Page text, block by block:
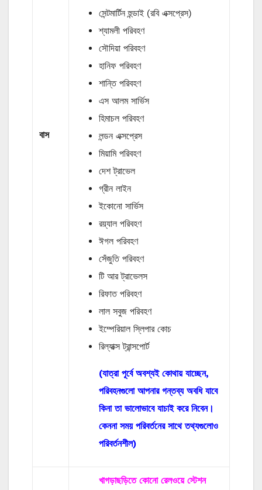
বাস
সেন্টমার্টিন হুন্ডাই (রবি এক্সপ্রেস)
শ্যামলী পরিবহণ
সৌদিয়া পরিবহণ
হানিফ পরিবহণ
শান্তি পরিবহণ
এস আলম সার্ভিস
হিমাচল পরিবহণ
লন্ডন এক্সপ্রেস
মিয়ামি পরিবহণ
দেশ ট্রাভেল
গ্রীন লাইন
ইকোনো সার্ভিস
রয়্যাল পরিবহণ
ঈগল পরিবহণ
সেঁজুতি পরিবহণ
টি আর ট্রাভেলস
রিফাত পরিবহণ
লাল সবুজ পরিবহণ
ইম্পেরিয়াল স্লিপার কোচ
রিল্যাক্স ট্রান্সপোর্ট
(যাত্রা পূর্বে অবশ্যই কোথায় যাচ্ছেন,
পরিবহনগুলো আপনার গন্তব্য অবধি যাবে
কিনা তা ভালোভাবে যাচাই করে নিবেন।
কেননা সময় পরিবর্তনের সাথে তথ্যগুলোও
পরিবর্তনশীল)
খাগড়াছড়িতে কোনো রেলওয়ে স্টেশন